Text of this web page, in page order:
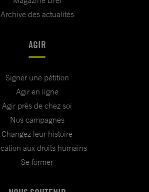
Archive des actualités
AGIR
Signer une pétition
Agir en ligne
Agir près de chez soi
Nos campagnes
Changez leur histoire
aux droits humains
Se former